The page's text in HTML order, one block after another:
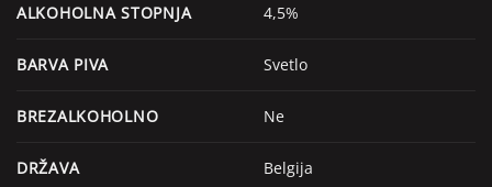
ALKOHOLNA STOPNJA 4,5%
BARVA PIVA Svetlo
BREZALKOHOLNO Ne
DRŽAVA Belgija